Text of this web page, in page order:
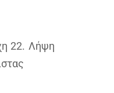
22. Λήψη